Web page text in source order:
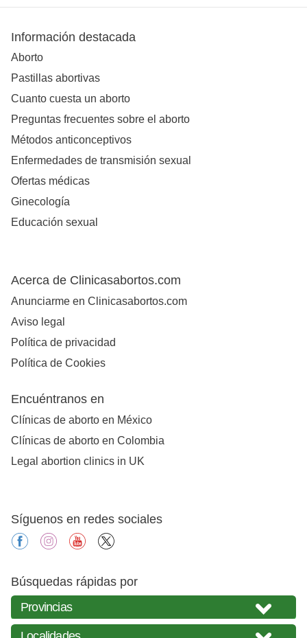
Información destacada
Aborto
Pastillas abortivas
Cuanto cuesta un aborto
Preguntas frecuentes sobre el aborto
Métodos anticonceptivos
Enfermedades de transmisión sexual
Ofertas médicas
Ginecología
Educación sexual
Acerca de Clinicasabortos.com
Anunciarme en Clinicasabortos.com
Aviso legal
Política de privacidad
Política de Cookies
Encuéntranos en
Clínicas de aborto en México
Clínicas de aborto en Colombia
Legal abortion clinics in UK
Síguenos en redes sociales
facebookinstagramyoutube
Búsquedas rápidas por